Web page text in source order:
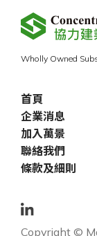
Wholly Owned
首頁
企業消息
加入萬景
聯絡我們
條款及細則
Copyright ©